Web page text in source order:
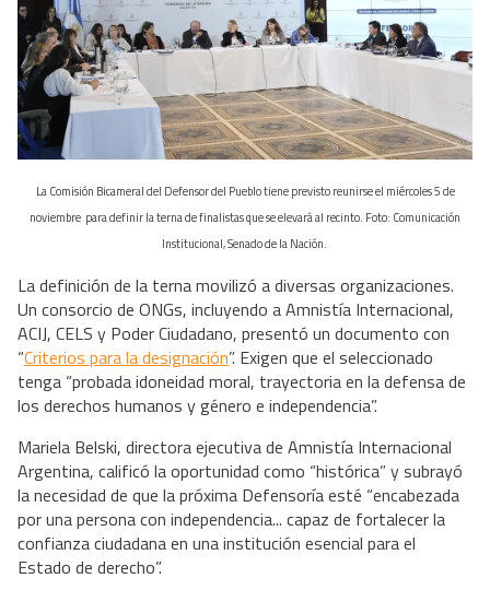
La Comisión Bicameral del Defensor del Pueblo tiene previsto reunirse el miércoles 5 de
noviembre para definir la terna de finalistas que se elevará al recinto. Foto: Comunicación
Institucional, Senado de la Nación.
La definición de la terna movilizó a diversas organizaciones.
Un consorcio de ONGs, incluyendo a Amnistía Internacional,
ACIJ, CELS y Poder Ciudadano, presentó un documento con
“Criterios para la designación”. Exigen que el seleccionado
tenga “probada idoneidad moral, trayectoria en la defensa de
los derechos humanos y género e independencia”.
Mariela Belski, directora ejecutiva de Amnistía Internacional
Argentina, calificó la oportunidad como “histórica” y subrayó
la necesidad de que la próxima Defensoría esté “encabezada
por una persona con independencia... capaz de fortalecer la
confianza ciudadana en una institución esencial para el
Estado de derecho”.